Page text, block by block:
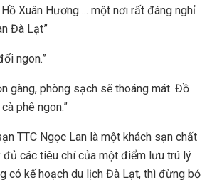
Xuân Hương…. một nơi rất đáng nghỉ
Đà Lạt”
ngon.”
gàng, phòng sạch sẽ thoáng mát. Đồ
phê ngon.”
TTC Ngọc Lan là một khách sạn chất
đủ các tiêu chí của một điểm lưu trú lý
có kế hoạch du lịch Đà Lạt, thì đừng bỏ